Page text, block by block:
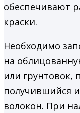
обеспечивают
краски.
Необходимо
на
или грунтовок,
получившийся
волокон. При